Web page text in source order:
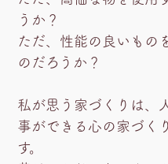
うか？
ただ、性能の良いもの
のだろうか？
私が思う家づくりは、
事ができる心の家づく
す。